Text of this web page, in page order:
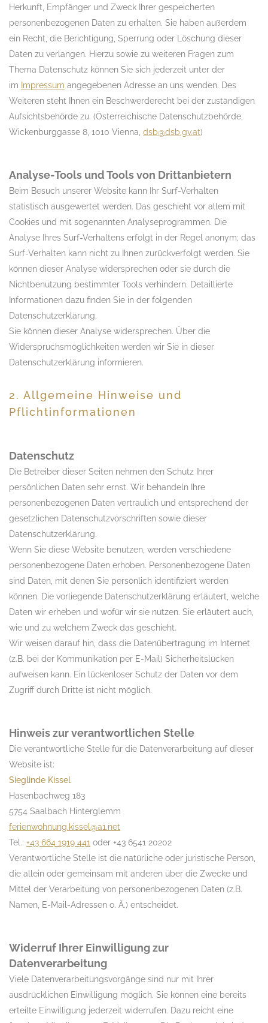
Herkunft, Empfänger und Zweck Ihrer gespeicherten
personenbezogenen Daten zu erhalten. Sie haben außerdem
ein Recht, die Berichtigung, Sperrung oder Löschung dieser
Daten zu verlangen. Hierzu sowie zu weiteren Fragen zum
Thema Datenschutz können Sie sich jederzeit unter der
im Impressum angegebenen Adresse an uns wenden. Des
Weiteren steht Ihnen ein Beschwerderecht bei der zuständigen
Aufsichtsbehörde zu. (Österreichische Datenschutzbehörde,
Wickenburggasse 8, 1010 Vienna, dsb@dsb.gv.at)
Analyse-Tools und Tools von Drittanbietern
Beim Besuch unserer Website kann Ihr Surf-Verhalten
statistisch ausgewertet werden. Das geschieht vor allem mit
Cookies und mit sogenannten Analyseprogrammen. Die
Analyse Ihres Surf-Verhaltens erfolgt in der Regel anonym; das
Surf-Verhalten kann nicht zu Ihnen zurückverfolgt werden. Sie
können dieser Analyse widersprechen oder sie durch die
Nichtbenutzung bestimmter Tools verhindern. Detaillierte
Informationen dazu finden Sie in der folgenden
Datenschutzerklärung.
Sie können dieser Analyse widersprechen. Über die
Widerspruchsmöglichkeiten werden wir Sie in dieser
Datenschutzerklärung informieren.
2. Allgemeine Hinweise und
Pflichtinformationen
Datenschutz
Die Betreiber dieser Seiten nehmen den Schutz Ihrer
persönlichen Daten sehr ernst. Wir behandeln Ihre
personenbezogenen Daten vertraulich und entsprechend der
gesetzlichen Datenschutzvorschriften sowie dieser
Datenschutzerklärung.
Wenn Sie diese Website benutzen, werden verschiedene
personenbezogene Daten erhoben. Personenbezogene Daten
sind Daten, mit denen Sie persönlich identifiziert werden
können. Die vorliegende Datenschutzerklärung erläutert, welche
Daten wir erheben und wofür wir sie nutzen. Sie erläutert auch,
wie und zu welchem Zweck das geschieht.
Wir weisen darauf hin, dass die Datenübertragung im Internet
(z.B. bei der Kommunikation per E-Mail) Sicherheitslücken
aufweisen kann. Ein lückenloser Schutz der Daten vor dem
Zugriff durch Dritte ist nicht möglich.
Hinweis zur verantwortlichen Stelle
Die verantwortliche Stelle für die Datenverarbeitung auf dieser
Website ist:
Sieglinde Kissel
Hasenbachweg 183
5754 Saalbach Hinterglemm
ferienwohnung.kissel@a1.net
Tel.: +43 664 1919 441 oder +43 6541 20202
Verantwortliche Stelle ist die natürliche oder juristische Person,
die allein oder gemeinsam mit anderen über die Zwecke und
Mittel der Verarbeitung von personenbezogenen Daten (z.B.
Namen, E-Mail-Adressen o. Ä.) entscheidet.
Widerruf Ihrer Einwilligung zur
Datenverarbeitung
Viele Datenverarbeitungsvorgänge sind nur mit Ihrer
ausdrücklichen Einwilligung möglich. Sie können eine bereits
erteilte Einwilligung jederzeit widerrufen. Dazu reicht eine